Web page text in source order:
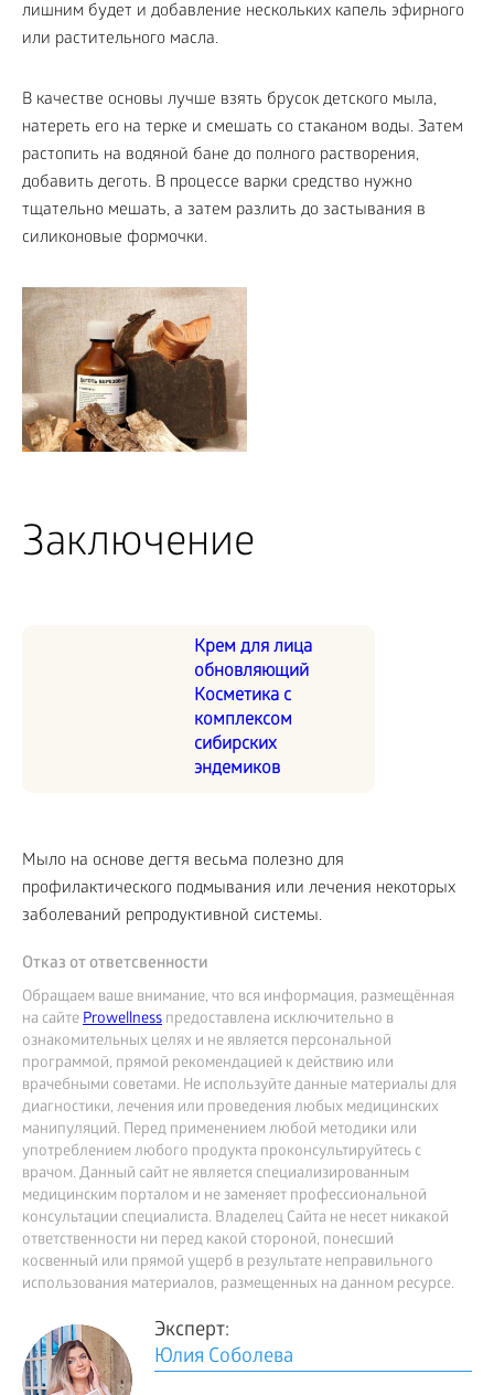
лишним будет и добавление нескольких капель эфирного
или растительного масла.
В качестве основы лучше взять брусок детского мыла,
натереть его на терке и смешать со стаканом воды. Затем
растопить на водяной бане до полного растворения,
добавить деготь. В процессе варки средство нужно
тщательно мешать, а затем разлить до застывания в
силиконовые формочки.
Заключение
Крем для лица
обновляющий
Косметика с
комплексом
сибирских
эндемиков
Мыло на основе дегтя весьма полезно для
профилактического подмывания или лечения некоторых
заболеваний репродуктивной системы.
Отказ от ответсвенности
Обращаем ваше внимание, что вся информация, размещённая
на сайтеProwellness предоставлена исключительно в
ознакомительных целях и не является персональной
программой, прямой рекомендацией к действию или
врачебными советами. Не используйте данные материалы для
диагностики, лечения или проведения любых медицинских
манипуляций. Перед применением любой методики или
употреблением любого продукта проконсультируйтесь с
врачом. Данный сайт не является специализированным
медицинским порталом и не заменяет профессиональной
консультации специалиста. Владелец Сайта не несет никакой
ответственности ни перед какой стороной, понесший
косвенный или прямой ущерб в результате неправильного
использования материалов, размещенных на данном ресурсе.
Эксперт:
Юлия Соболева